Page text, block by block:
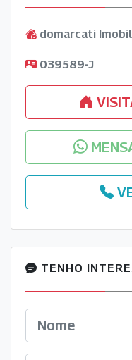
domarcati
039589-J
TENHO